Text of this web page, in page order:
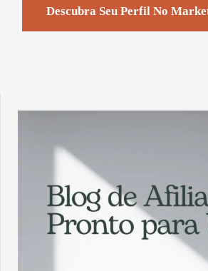
Descubra Seu Perfil No